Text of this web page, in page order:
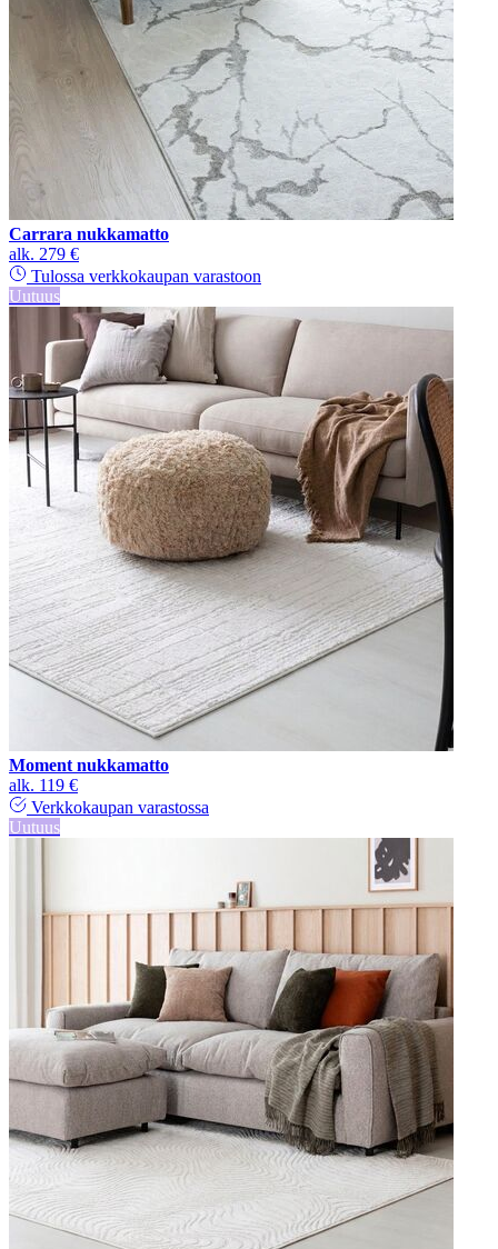
Carrara nukkamatto
alk. 279 €
Tulossa verkkokaupan varastoon
Uutuus
Moment nukkamatto
alk. 119 €
Verkkokaupan varastossa
Uutuus